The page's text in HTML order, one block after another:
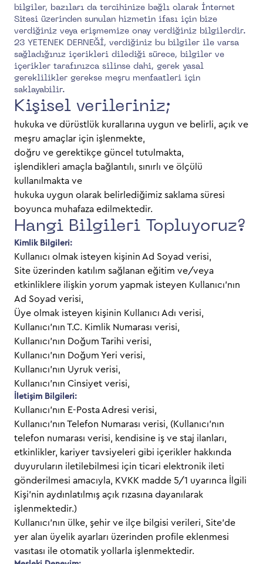
bilgiler, bazıları da tercihinize bağlı olarak İnternet
Sitesi üzerinden sunulan hizmetin ifası için bize
verdiğiniz veya erişmemize onay verdiğiniz bilgilerdir.
23 YETENEK DERNEĞİ, verdiğiniz bu bilgiler ile varsa
sağladığınız içerikleri dilediği sürece, bilgiler ve
içerikler tarafınızca silinse dahi, gerek yasal
gereklilikler gerekse meşru menfaatleri için
saklayabilir.
Kişisel verileriniz;
hukuka ve dürüstlük kurallarına uygun ve belirli, açık ve
meşru amaçlar için işlenmekte,
doğru ve gerektikçe güncel tutulmakta,
işlendikleri amaçla bağlantılı, sınırlı ve ölçülü
kullanılmakta ve
hukuka uygun olarak belirlediğimiz saklama süresi
boyunca muhafaza edilmektedir.
Hangi Bilgileri Topluyoruz?
Kimlik Bilgileri:
Kullanıcı olmak isteyen kişinin Ad Soyad verisi,
Site üzerinden katılım sağlanan eğitim ve/veya
etkinliklere ilişkin yorum yapmak isteyen Kullanıcı’nın
Ad Soyad verisi,
Üye olmak isteyen kişinin Kullanıcı Adı verisi,
Kullanıcı’nın T.C. Kimlik Numarası verisi,
Kullanıcı’nın Doğum Tarihi verisi,
Kullanıcı’nın Doğum Yeri verisi,
Kullanıcı’nın Uyruk verisi,
Kullanıcı’nın Cinsiyet verisi,
İletişim Bilgileri:
Kullanıcı’nın E-Posta Adresi verisi,
Kullanıcı’nın Telefon Numarası verisi, (Kullanıcı’nın
telefon numarası verisi, kendisine iş ve staj ilanları,
etkinlikler, kariyer tavsiyeleri gibi içerikler hakkında
duyuruların iletilebilmesi için ticari elektronik ileti
gönderilmesi amacıyla, KVKK madde 5/1 uyarınca İlgili
Kişi’nin aydınlatılmış açık rızasına dayanılarak
işlenmektedir.)
Kullanıcı’nın ülke, şehir ve ilçe bilgisi verileri, Site’de
yer alan üyelik ayarları üzerinden profile eklenmesi
vasıtası ile otomatik yollarla işlenmektedir.